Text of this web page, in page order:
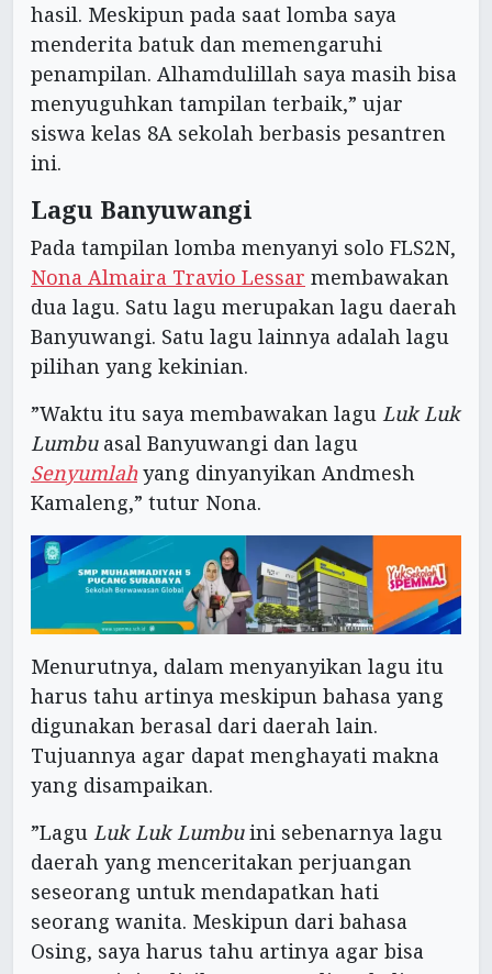
hasil. Meskipun pada saat lomba saya
menderita batuk dan memengaruhi
penampilan. Alhamdulillah saya masih bisa
menyuguhkan tampilan terbaik,” ujar
siswa kelas 8A sekolah berbasis pesantren
ini.
Lagu Banyuwangi
Pada tampilan lomba menyanyi solo FLS2N,
Nona Almaira Travio Lessar membawakan
dua lagu. Satu lagu merupakan lagu daerah
Banyuwangi. Satu lagu lainnya adalah lagu
pilihan yang kekinian.
”Waktu itu saya membawakan lagu Luk Luk
Lumbuasal Banyuwangi dan lagu
Senyumlahyang dinyanyikan Andmesh
Kamaleng,” tutur Nona.
Menurutnya, dalam menyanyikan lagu itu
harus tahu artinya meskipun bahasa yang
digunakan berasal dari daerah lain.
Tujuannya agar dapat menghayati makna
yang disampaikan.
”Lagu Luk Luk Lumbuini sebenarnya lagu
daerah yang menceritakan perjuangan
seseorang untuk mendapatkan hati
seorang wanita. Meskipun dari bahasa
Osing, saya harus tahu artinya agar bisa